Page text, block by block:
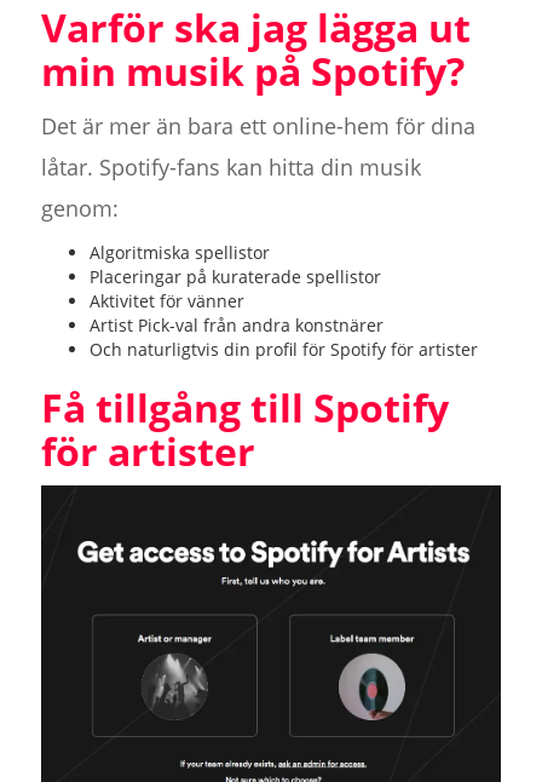
Varför ska jag lägga ut
min musik på Spotify?
Det är mer än bara ett online-hem för dina
låtar. Spotify-fans kan hitta din musik
genom:
Algoritmiska spellistor
Placeringar på kuraterade spellistor
Aktivitet för vänner
Artist Pick-val från andra konstnärer
Och naturligtvis din profil för Spotify för artister
Få tillgång till Spotify
för artister